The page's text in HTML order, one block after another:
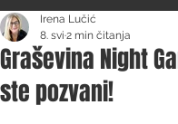
Graševina Night
ste pozvani!
Irena Lučić
8. svi 2 min čitanja